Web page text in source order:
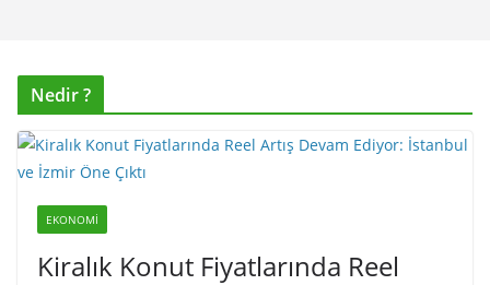
Nedir ?
EKONOMI
Kiralık Konut Fiyatlarında Reel